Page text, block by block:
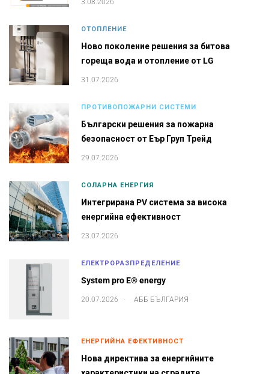
ОТОПЛЕНИЕ
Ново поколение решения за битова
гореща вода и отопление от LG
31.07.2026
ПРОТИВОПОЖАРНИ СИСТЕМИ
Български решения за пожарна
безопасност от Еър Груп Трейд
29.07.2026
СОЛАРНА ЕНЕРГИЯ
Интегрирана PV система за висока
енергийна ефективност
23.07.2026
ЕЛЕКТРОРАЗПРЕДЕЛЕНИЕ
System pro E® energy
20.07.2026 АББ БЪЛГАРИЯ
ЕНЕРГИЙНА ЕФЕКТИВНОСТ
Нова директива за енергийните